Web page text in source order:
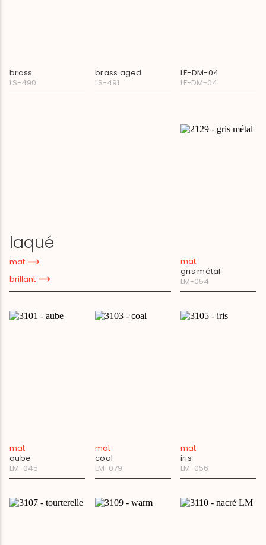
brass
LS-490
brass aged
LS-491
LF-DM-04
LF-DM-04
laqué
mat
brillant
mat
gris métal
LM-054
mat
aube
LM-045
mat
coal
LM-079
mat
iris
LM-056